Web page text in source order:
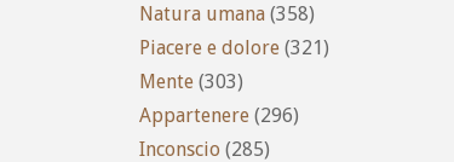
Natura umana (358)
Piacere e dolore (321)
Mente (303)
Appartenere (296)
Inconscio (285)